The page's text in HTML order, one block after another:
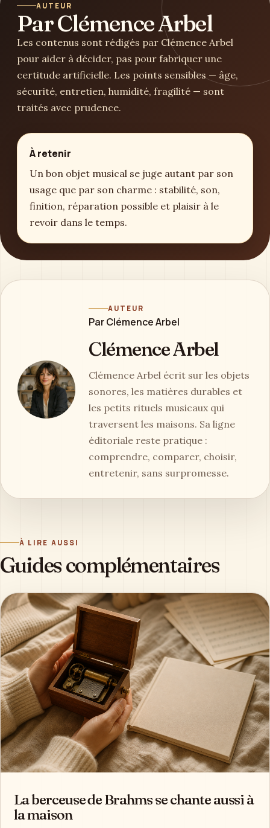
AUTEUR
Par Clémence Arbel
Les contenus sont rédigés par Clémence Arbel
pour aider à décider, pas pour fabriquer une
certitude artificielle. Les points sensibles — âge,
sécurité, entretien, humidité, fragilité — sont
traités avec prudence.
À retenir
Un bon objet musical se juge autant par son
usage que par son charme : stabilité, son,
finition, réparation possible et plaisir à le
revoir dans le temps.
AUTEUR
Par Clémence Arbel
Clémence Arbel
Clémence Arbel écrit sur les objets
sonores, les matières durables et
les petits rituels musicaux qui
traversent les maisons. Sa ligne
éditoriale reste pratique :
comprendre, comparer, choisir,
entretenir, sans surpromesse.
À LIRE AUSSI
Guides complémentaires
La berceuse de Brahms se chante aussi à
la maison